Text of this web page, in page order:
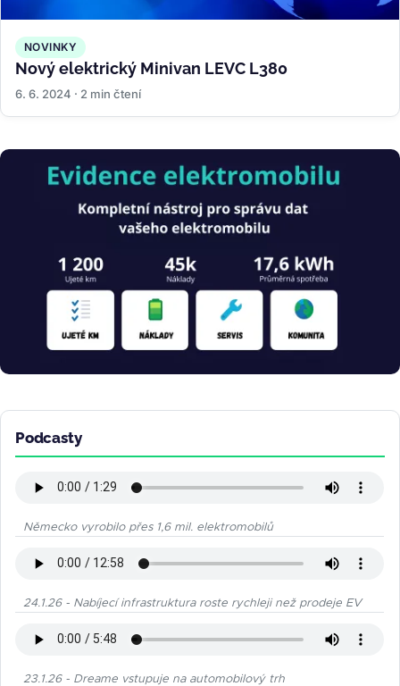
NOVINKY
Nový elektrický Minivan LEVC L380
6. 6. 2024 · 2 min čtení
Obrázek
Podcasty
Německo vyrobilo přes 1,6 mil. elektromobilů
24.1.26 - Nabíjecí infrastruktura roste rychleji než prodeje EV
23.1.26 - Dreame vstupuje na automobilový trh